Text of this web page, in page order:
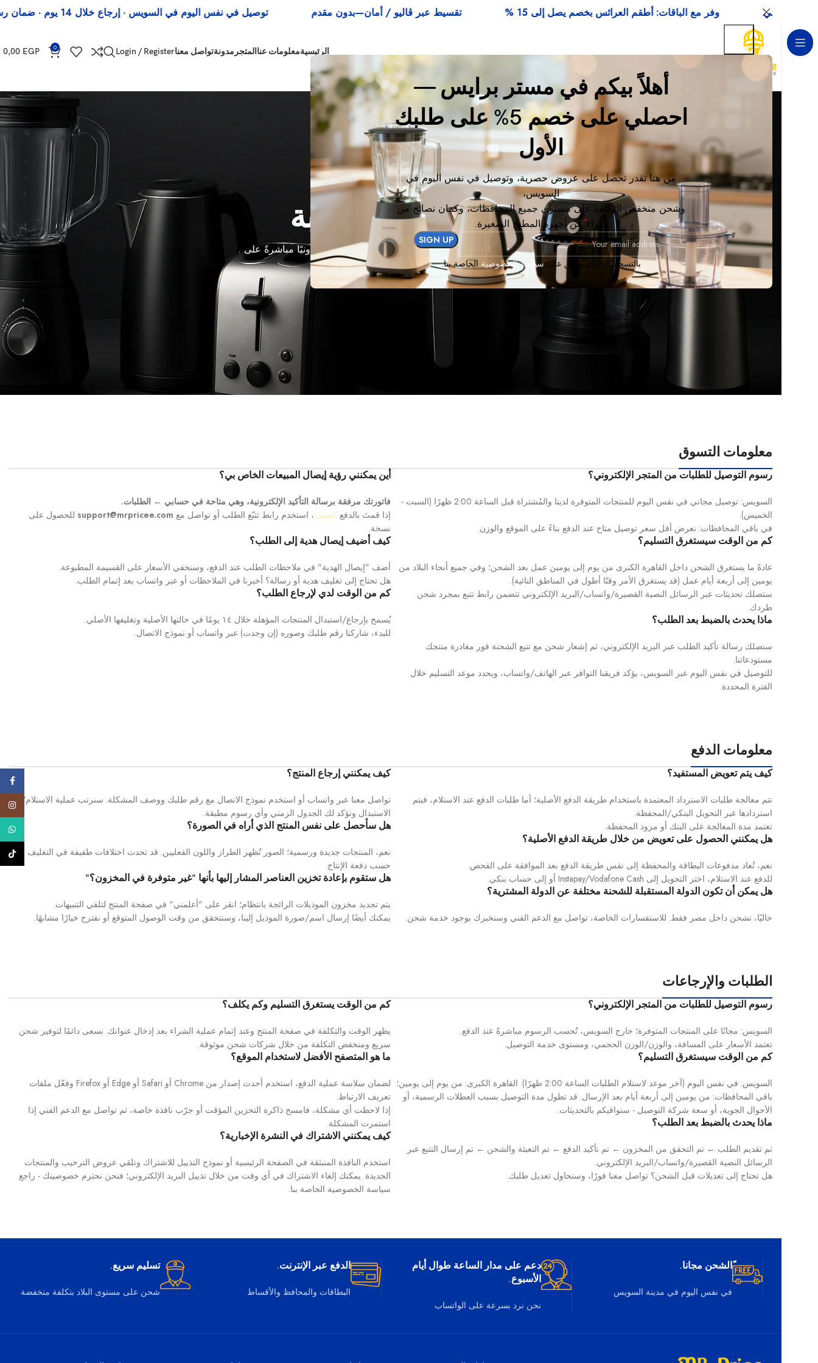
أهلاً بيكم في مستر برايس —
احصلي على خصم 5% على طلبك
الأول
من هنا تقدر تحصل على عروض حصرية، وتوصيل في نفس اليوم في
السويس،
وشحن منخفض التكلفة على مستوى جميع المحافظات، وكمان نصائح من
خبراء عن أجهزة المطبخ الصغيرة.
بالتسجيل، فإنك توافق علىسياسة الخصوصية الخاصة بنا.
الرئيسيةمعلومات عنا المتجر مدونةتواصل معناLogin / Register
0
0,00 EGP
الأسئلة والأجوبة
اكتب لنا بريدًا إلكترونيًا عبر النموذج، أو أرسل لنا بريدًا إلكترونيًا مباشرةً على .
اتصل بنا
معلومات التسوق
رسوم التوصيل للطلبات من المتجر الإلكتروني؟
السويس: توصيل مجاني في نفس اليوم للمنتجات المتوفرة لدينا والمُشتراة قبل الساعة 2:00 ظهرًا (السبت -
الخميس).
في باقي المحافظات: نعرض أقل سعر توصيل متاح عند الدفع بناءً على الموقع والوزن.
كم من الوقت سيستغرق التسليم؟
عادةً ما يستغرق الشحن داخل القاهرة الكبرى من يوم إلى يومين عمل بعد الشحن؛ وفي جميع أنحاء البلاد من
يومين إلى أربعة أيام عمل (قد يستغرق الأمر وقتًا أطول في المناطق النائية).
ستصلك تحديثات عبر الرسائل النصية القصيرة/واتساب/البريد الإلكتروني تتضمن رابط تتبع بمجرد شحن
طردك.
ماذا يحدث بالضبط بعد الطلب؟
ستصلك رسالة تأكيد الطلب عبر البريد الإلكتروني، ثم إشعار شحن مع تتبع الشحنة فور مغادرة منتجك
مستودعاتنا.
للتوصيل في نفس اليوم عبر السويس، يؤكد فريقنا التوافر عبر الهاتف/واتساب، ويحدد موعد التسليم خلال
الفترة المحددة.
أين يمكنني رؤية إيصال المبيعات الخاص بي؟
فاتورتك مرفقة برسالة التأكيد الإلكترونية، وهي متاحة في حسابي ← الطلبات.
إذا قمتَ بالدفع كضيف، استخدم رابط تتبّع الطلب أو تواصل مع
للحصول على
نسخة.
كيف أضيف إيصال هدية إلى الطلب؟
أضف "إيصال الهدية" في ملاحظات الطلب عند الدفع، وسنخفي الأسعار على القسيمة المطبوعة.
هل تحتاج إلى تغليف هدية أو رسالة؟ أخبرنا في الملاحظات أو عبر واتساب بعد إتمام الطلب.
كم من الوقت لدي لإرجاع الطلب؟
يُسمح بإرجاع/استبدال المنتجات المؤهلة خلال ١٤ يومًا في حالتها الأصلية وتغليفها الأصلي.
للبدء، شاركنا رقم طلبك وصوره (إن وجدت) عبر واتساب أو نموذج الاتصال.
معلومات الدفع
كيف يتم تعويض المستفيد؟
تتم معالجة طلبات الاسترداد المعتمدة باستخدام طريقة الدفع الأصلية؛ أما طلبات الدفع عند الاستلام، فيتم
استردادها عبر التحويل البنكي/المحفظة.
تعتمد مدة المعالجة على البنك أو مزود المحفظة.
هل يمكنني الحصول على تعويض من خلال طريقة الدفع الأصلية؟
نعم، تُعاد مدفوعات البطاقة والمحفظة إلى نفس طريقة الدفع بعد الموافقة على الفحص.
للدفع عند الاستلام، اختر التحويل إلى Instapay/Vodafone Cash أو إلى حساب بنكي.
هل يمكن أن تكون الدولة المستقبلة للشحنة مختلفة عن الدولة المشترية؟
حاليًا، نشحن داخل مصر فقط. للاستفسارات الخاصة، تواصل مع الدعم الفني وسنخبرك بوجود خدمة شحن.
كيف يمكنني إرجاع المنتج؟
تواصل معنا عبر واتساب أو استخدم نموذج الاتصال مع رقم طلبك ووصف المشكلة. سنرتب عملية الاستلام/
الاستبدال ونؤكد لك الجدول الزمني وأي رسوم مطبقة.
هل سأحصل على نفس المنتج الذي أراه في الصورة؟
نعم، المنتجات جديدة ورسمية؛ الصور تُظهر الطراز واللون الفعليين. قد تحدث اختلافات طفيفة في التغليف
حسب دفعة الإنتاج.
هل ستقوم بإعادة تخزين العناصر المشار إليها بأنها "غير متوفرة في المخزون؟"
يتم تجديد مخزون الموديلات الرائجة بانتظام؛ انقر على "أعلمني" في صفحة المنتج لتلقي التنبيهات.
يمكنك أيضًا إرسال اسم/صورة الموديل إلينا، وسنتحقق من وقت الوصول المتوقع أو نقترح خيارًا مشابهًا.
الطلبات والإرجاعات
رسوم التوصيل للطلبات من المتجر الإلكتروني؟
السويس: مجانًا على المنتجات المتوفرة؛ خارج السويس، تُحسب الرسوم مباشرةً عند الدفع.
تعتمد الأسعار على المسافة، والوزن/الوزن الحجمي، ومستوى خدمة التوصيل.
كم من الوقت سيستغرق التسليم؟
السويس: في نفس اليوم (آخر موعد لاستلام الطلبات الساعة 2:00 ظهرًا). القاهرة الكبرى: من يوم إلى يومين؛
باقي المحافظات: من يومين إلى أربعة أيام بعد الإرسال. قد تطول مدة التوصيل بسبب العطلات الرسمية، أو
الأحوال الجوية، أو سعة شركة التوصيل - سنوافيكم بالتحديثات.
ماذا يحدث بالضبط بعد الطلب؟
تم تقديم الطلب ← تم التحقق من المخزون ← تم تأكيد الدفع ← تم التعبئة والشحن ← تم إرسال التتبع عبر
الرسائل النصية القصيرة/واتساب/البريد الإلكتروني.
هل تحتاج إلى تعديلات قبل الشحن؟ تواصل معنا فورًا، وسنحاول تعديل طلبك.
كم من الوقت يستغرق التسليم وكم يكلف؟
يظهر الوقت والتكلفة في صفحة المنتج وعند إتمام عملية الشراء بعد إدخال عنوانك. نسعى دائمًا لتوفير شحن
سريع ومنخفض التكلفة من خلال شركات شحن موثوقة.
ما هو المتصفح الأفضل لاستخدام الموقع؟
لضمان سلاسة عملية الدفع، استخدم أحدث إصدار من Chrome أو Safari أو Edge أو Firefox وفعّل ملفات
تعريف الارتباط.
إذا لاحظت أي مشكلة، فامسح ذاكرة التخزين المؤقت أو جرّب نافذة خاصة، ثم تواصل مع الدعم الفني إذا
استمرت المشكلة.
كيف يمكنني الاشتراك في النشرة الإخبارية؟
استخدم النافذة المنبثقة في الصفحة الرئيسية أو نموذج التذييل للاشتراك وتلقي عروض الترحيب والمنتجات
الجديدة. يمكنك إلغاء الاشتراك في أي وقت من خلال تذييل البريد الإلكتروني؛ فنحن نحترم خصوصيتك - راجع
سياسة الخصوصية الخاصة بنا.
ًالشحن مجانا.
في نفس اليوم في مدينة السويس
دعم على مدار الساعة طوال أيام
الأسبوع.
نحن نرد بسرعة على الواتساب
الدفع عبر الإنترنت.
البطاقات والمحافظ والأقساط
تسليم سريع.
شحن على مستوى البلاد بتكلفة منخفضة
توصيل في نفس اليوم في السويس · إرجاع خلال 14 يوم · ضمان رسمي تقسيط عبر ڤاليو / أمان—بدون مقدم وفر مع الباقات: أطقم العرائس بخصم يصل إلى 15 %